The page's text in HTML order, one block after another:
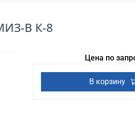
В К-8
Цена по
В корзину